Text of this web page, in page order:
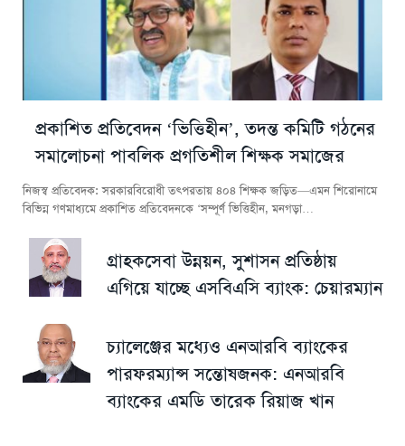
প্রকাশিত প্রতিবেদন ‘ভিত্তিহীন’, তদন্ত কমিটি গঠনের
সমালোচনা পাবলিক প্রগতিশীল শিক্ষক সমাজের
নিজস্ব প্রতিবেদক: সরকারবিরোধী তৎপরতায় ৪০৪ শিক্ষক জড়িত—এমন শিরোনামে
বিভিন্ন গণমাধ্যমে প্রকাশিত প্রতিবেদনকে ‘সম্পূর্ণ ভিত্তিহীন, মনগড়া…
গ্রাহকসেবা উন্নয়ন, সুশাসন প্রতিষ্ঠায়
এগিয়ে যাচ্ছে এসবিএসি ব্যাংক: চেয়ারম্যান
চ্যালেঞ্জের মধ্যেও এনআরবি ব্যাংকের
পারফরম্যান্স সন্তোষজনক: এনআরবি
ব্যাংকের এমডি তারেক রিয়াজ খান